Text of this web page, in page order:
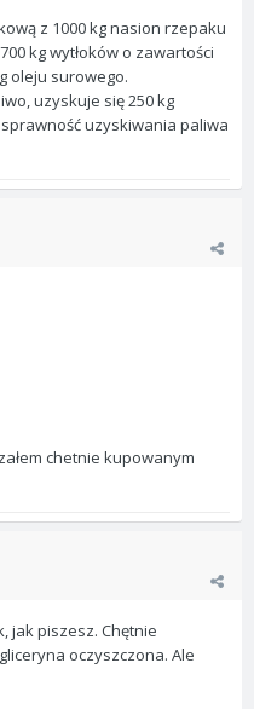
z 1000 kg nasion rzepaku
kg wytłoków o zawartości
oleju surowego.
uzyskuje się 250 kg
uzyskiwania paliwa
chetnie kupowanym
jak piszesz. Chętnie
oczyszczona. Ale